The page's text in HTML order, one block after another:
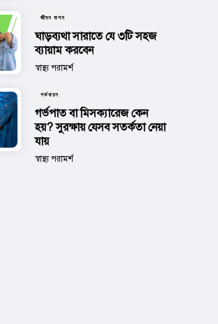
জীবন যাপন
ঘাড়ব্যথা সারাতে যে ৩টি সহজ
ব্যায়াম করবেন
Posted
স্বাস্থ্য পরামর্শ
গর্ভধারন
গর্ভপাত বা মিসক্যারেজ কেন
হয়? সুরক্ষায় যেসব সতর্কতা নেয়া
যায়
Posted
স্বাস্থ্য পরামর্শ